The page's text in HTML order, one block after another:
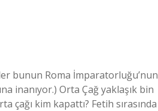
bunun Roma İmparatorluğu’nun
inanıyor.) Orta Çağ yaklaşık bin
çağı kim kapattı? Fetih sırasında